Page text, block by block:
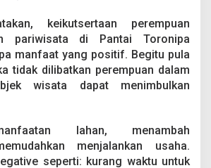
keikutsertaan perempuan
pariwisata di Pantai Toronipa
manfaat yang positif. Begitu pula
tidak dilibatkan perempuan dalam
wisata dapat menimbulkan
lahan, menambah
menjalankan usaha.
seperti: kurang waktu untuk